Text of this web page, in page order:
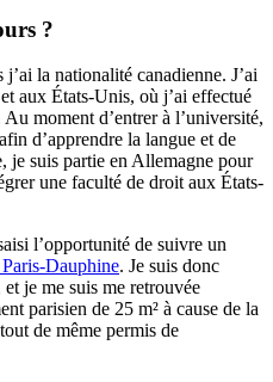
?
la nationalité canadienne. J’ai
aux États-Unis, où j’ai effectué
moment d’entrer à l’université,
d’apprendre la langue et de
je suis partie en Allemagne pour
une faculté de droit aux États-
l’opportunité de suivre un
Dauphine. Je suis donc
je me suis me retrouvée
parisien de 25 m² à cause de la
de même permis de